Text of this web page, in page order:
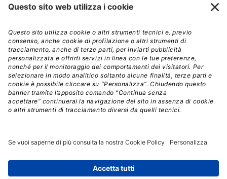
Un progetto realizzato da
Con il supporto non condizionante di
Crediti Contatti Cookie & Privacy Policy Utilizzo dei dati